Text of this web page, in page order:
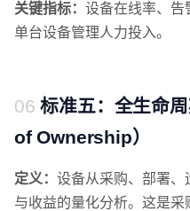
关键指标： 设备在线率、告
单台设备管理人力投入。
标准五：全生命
of Ownership）
定义： 设备从采购、部署、
与收益的量化分析。这是采